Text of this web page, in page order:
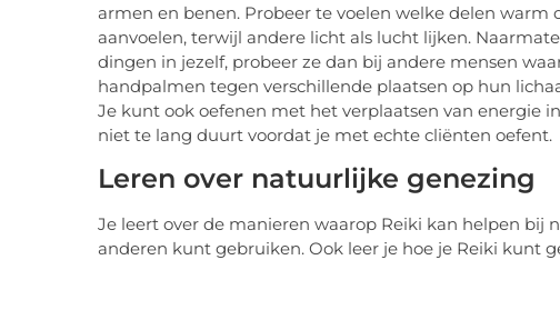
armen en benen. Probeer te voelen welke delen
aanvoelen, terwijl andere licht als lucht lijken.
dingen in jezelf, probeer ze dan bij andere mensen
handpalmen tegen verschillende plaatsen op hun
Je kunt ook oefenen met het verplaatsen van energie
niet te lang duurt voordat je met echte cliënten oefent.
Leren over natuurlijke genezing
Je leert over de manieren waarop Reiki kan helpen bij
anderen kunt gebruiken. Ook leer je hoe je Reiki kunt